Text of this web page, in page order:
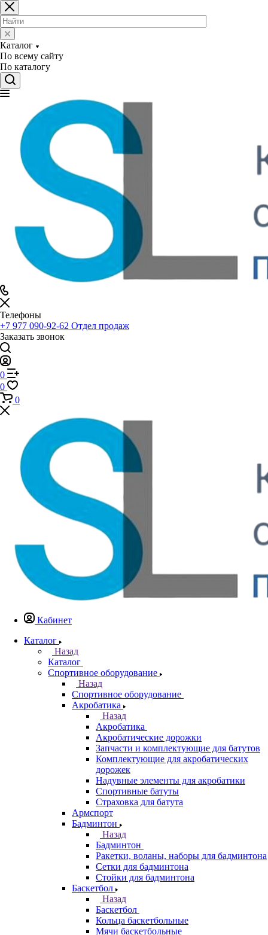
Каталог
По всему сайту
По каталогу
Телефоны
+7 977 090-92-62 Отдел продаж
Заказать звонок
0
0
0
Кабинет
Каталог
Назад
Каталог
Спортивное оборудование
Назад
Спортивное оборудование
Акробатика
Назад
Акробатика
Акробатические дорожки
Запчасти и комплектующие для батутов
Комплектующие для акробатических
дорожек
Надувные элементы для акробатики
Спортивные батуты
Страховка для батута
Армспорт
Бадминтон
Назад
Бадминтон
Ракетки, воланы, наборы для бадминтона
Сетки для бадминтона
Стойки для бадминтона
Баскетбол
Назад
Баскетбол
Кольца баскетбольные
Мячи баскетбольные